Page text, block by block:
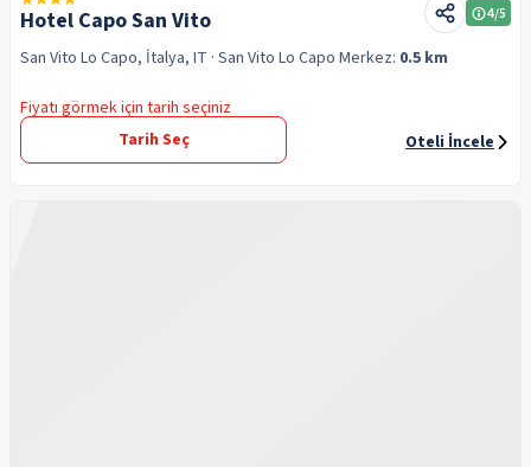
Hotel Capo San Vito 4/5
San Vito Lo Capo, İtalya, IT · San Vito Lo Capo Merkez: 0.5 km
Fiyatı görmek için tarih seçiniz
Tarih Seç
Oteli İncele